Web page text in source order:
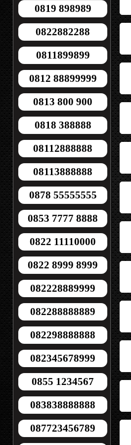
0819 898989
0822882288
0811899899
0812 88899999
0813 800 900
0818 388888
08112888888
08113888888
0878 55555555
0853 7777 8888
0822 11110000
0822 8999 8999
082228889999
082288888889
082298888888
082345678999
0855 1234567
083838888888
087723456789